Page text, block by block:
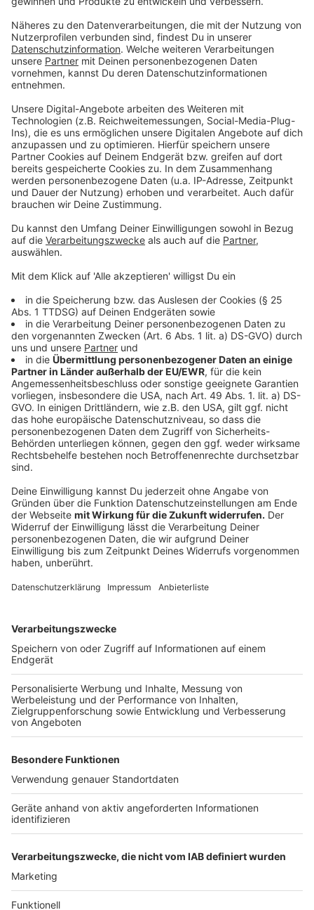
Wir benötigen Ihre
Zustimmung, um den YouTube
Wir verwenden einen Service eines
Drittanbieters, um Videoinhalte
einzubetten. Dieser Service kann
Daten zu Ihren Aktivitäten
sammeln. Bitte lesen Sie die
Details durch und stimmen Sie der
Nutzung des Service zu, um dieses
Video anzusehen.
Akzeptieren
powered byUsercentrics Consent
Management Platform
Max Giesinger - Du wärst es gewesen (Offizielles Lyric
Anzeige
Liebeskummer und Loslassen: Die
Geschichte hinter "Du wärst es gewesen"
Anzeige
Der Song "Du wärst es gewesen" erzählt von einer
echten, schmerzhaften Trennung: "Es war meine große
Liebe", so Giesinger. "Ich hab ihr lange nachgetrauert."
Das gesamte Album begleitet den emotionalen Weg
von Anfang bis Ende dieser Beziehung - ein
musikalisches Tagebuch über Liebe, Verlust und neue
Wege.
Anzeige
Kaffee, Herzchen und High-End-Maschinen:
Max, der Barista
Anzeige
Was viele nicht wissen: Max Giesinger ist
sogar ein Herz in den Milchschaum machen", erzählt er
stolz. Und ja, er bringt seinen eigenen Kaffee mit ins
Radio. Seine Band? Die rollt manchmal mit den Augen.
Autoren: David Müller, Kevin Zimmer
Anzeige